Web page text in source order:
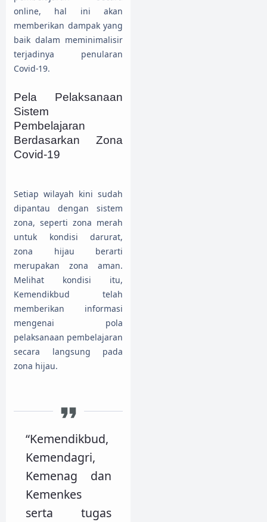
online, hal ini akan
memberikan dampak yang
baik dalam meminimalisir
terjadinya penularan
Covid-19.
Pela Pelaksanaan
Sistem
Pembelajaran
Berdasarkan Zona
Covid-19
Setiap wilayah kini sudah
dipantau dengan sistem
zona, seperti zona merah
untuk kondisi darurat,
zona hijau berarti
merupakan zona aman.
Melihat kondisi itu,
Kemendikbud telah
memberikan informasi
mengenai pola
pelaksanaan pembelajaran
secara langsung pada
zona hijau.
“Kemendikbud,
Kemendagri,
Kemenag dan
Kemenkes
serta tugas